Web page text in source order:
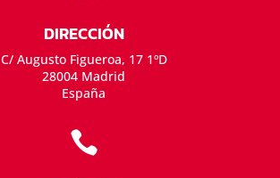
DIRECCIÓN
C/ Augusto Figueroa, 17 1ºD
28004 Madrid
España
